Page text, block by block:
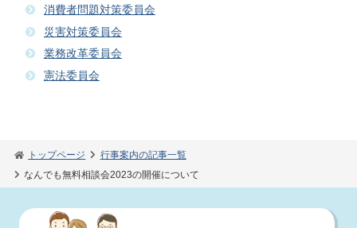
消費者問題対策委員会
災害対策委員会
業務改革委員会
憲法委員会
トップページ
行事案内の記事一覧
なんでも無料相談会2023の開催について